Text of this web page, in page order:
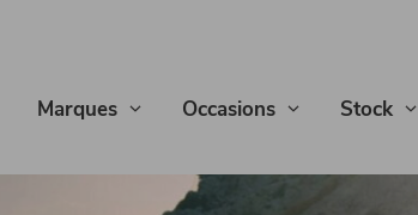
Marques Occasions Stock